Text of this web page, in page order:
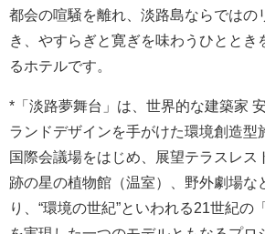
都会の喧騒を離れ、淡路島ならではの
き、やすらぎと寛ぎを味わうひととき
るホテルです。
*「淡路夢舞台」は、世界的な建築家
ランドデザインを手がけた環境創造型
国際会議場をはじめ、展望テラスレス
跡の星の植物館（温室）、野外劇場な
り、“環境の世紀”といわれる21世紀の